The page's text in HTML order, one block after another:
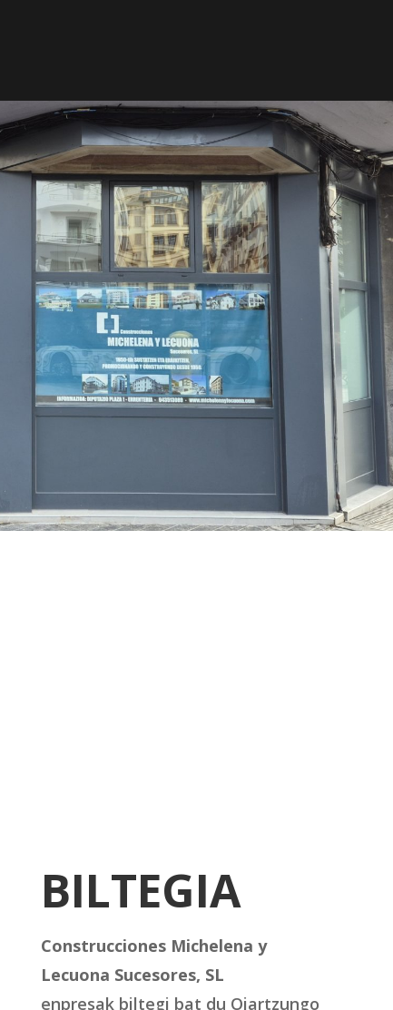
BILTEGIA
Construcciones Michelena y
Lecuona Sucesores, SL
enpresak biltegi bat du Oiartzungo